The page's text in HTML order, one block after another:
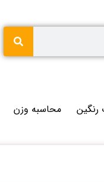
رنگین محاسبه وزن